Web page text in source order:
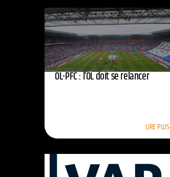
OL-PFC : l’OL doit se relancer
LIRE PLUS